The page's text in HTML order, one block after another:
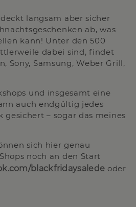
langsam aber sicher
ab, was
kann! Unter den 500
dabei sind, findet
Sony, Samsung, Weber Grill,
und insgesamt eine
auch endgültig jedes
gesichert – sogar das meines
sich hier genau
noch an den Start
blackfridaysalede oder